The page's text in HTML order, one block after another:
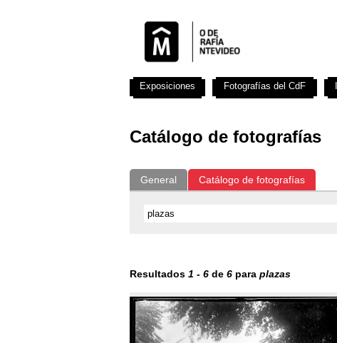
Catálogo de fotografías
General Catálogo de fotografías
Resultados 1 - 6 de 6 para plazas
Exposiciones Fotografías del CdF